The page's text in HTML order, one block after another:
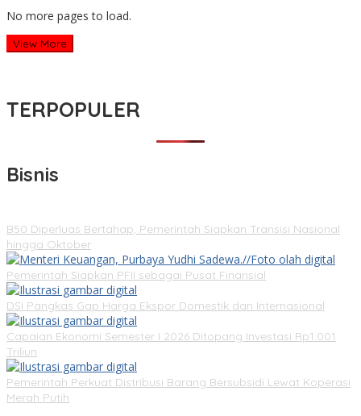
No more pages to load.
View More
TERPOPULER
Bisnis
B50 Diperluas Bertahap, Pemerintah Siapkan Transisi Nasional
hingga Oktober
Pemerintah Siapkan PFII sebagai Pusat Finansial
DSI Pangkas Gap Harga Ekspor Domestik dan Internasional
Capaian Ekonomi Semester I 2026 Ditopang Investasi Rp1.001
Triliun
Pemerintah Perkuat Distribusi Barang Bersubsidi Lewat Koperasi
Merah Putih